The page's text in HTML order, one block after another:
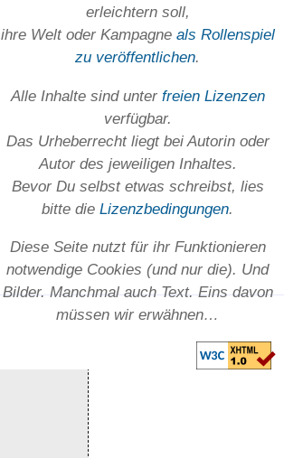
erleichtern soll,
ihre Welt oder Kam­pagne als Rollenspiel
zu ver­öffent­lichen.
Alle Inhalte sind unter freien Lizenzen
verfügbar.
Das Urheber­recht liegt bei Autorin oder
Autor des jeweiligen In­haltes.
Bevor Du selbst etwas schreibst, lies
bitte dieLizenz­bedingungen.
Diese Seite nutzt für ihr Funktionieren
notwendige Cookies (und nur die). Und
Bilder. Manchmal auch Text. Eins davon
müssen wir erwähnen…